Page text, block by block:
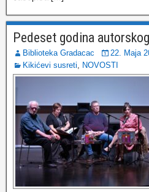
Pedeset godina
Biblioteka Gradacac
22. Maja
Kikićevi susreti, NOVOSTI